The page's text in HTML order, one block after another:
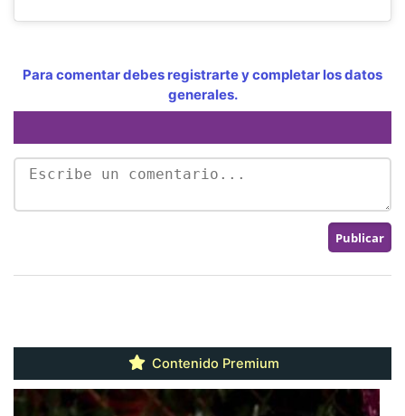
Para comentar debes registrarte y completar los datos
generales.
Contenido Premium